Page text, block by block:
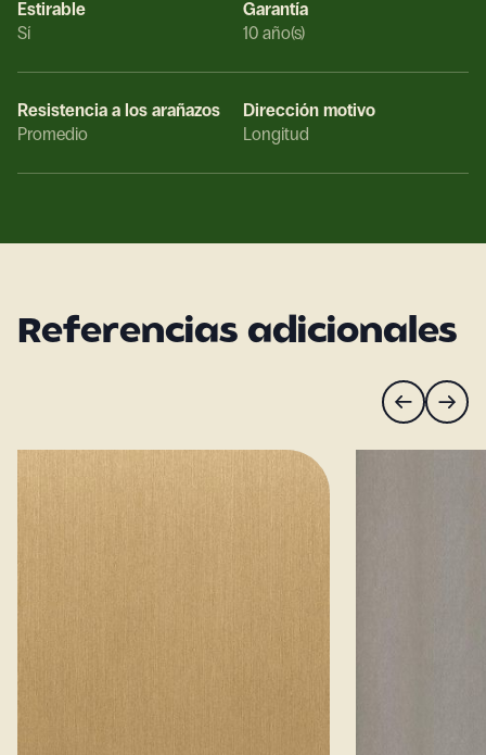
Estirable
Sí
Garantía
10 año(s)
Resistencia a los arañazos
Promedio
Dirección motivo
Longitud
Referencias adicionales